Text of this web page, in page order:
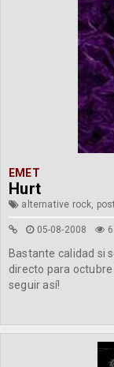
EMET
Hurt
alternative rock,
05-08-2008
Bastante calidad si
directo para
seguir así!